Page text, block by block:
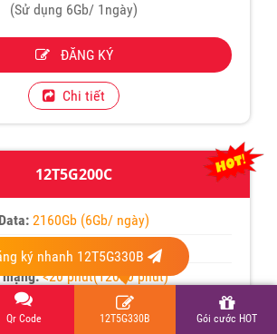
(Sử dụng 6Gb/ 1ngày)
ĐĂNG KÝ
Chi tiết
12T5G200C
Data: 2160Gb (6Gb/ ngày)
Giá:
2.400.000 đ
<20 phút(12000 phút)
Ngoại mạng:
1800 phút
Qr Code
ký nhanh 12T5G330B
12T5G330B Gói cước HOT